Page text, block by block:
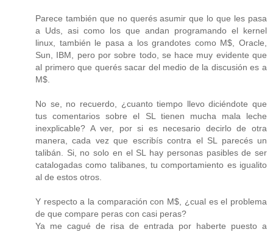
Parece también que no querés asumir que lo que les pasa
a Uds, asi como los que andan programando el kernel
linux, también le pasa a los grandotes como M$, Oracle,
Sun, IBM, pero por sobre todo, se hace muy evidente que
al primero que querés sacar del medio de la discusión es a
M$.
No se, no recuerdo, ¿cuanto tiempo llevo diciéndote que
tus comentarios sobre el SL tienen mucha mala leche
inexplicable? A ver, por si es necesario decirlo de otra
manera, cada vez que escribís contra el SL parecés un
talibán. Si, no solo en el SL hay personas pasibles de ser
catalogadas como talibanes, tu comportamiento es igualito
al de estos otros.
Y respecto a la comparación con M$, ¿cual es el problema
de que compare peras con casi peras?
Ya me cagué de risa de entrada por haberte puesto a